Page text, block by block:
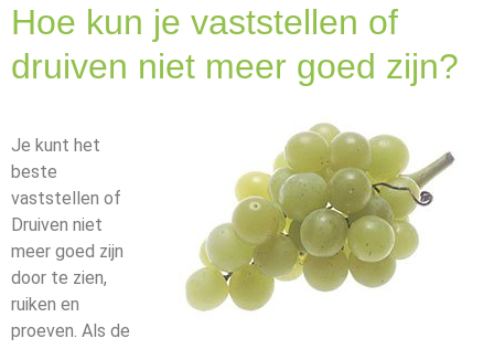
Hoe kun je vaststellen of
druiven niet meer goed zijn?
Je kunt het
beste
vaststellen of
Druiven niet
meer goed zijn
door te zien,
ruiken en
proeven. Als de